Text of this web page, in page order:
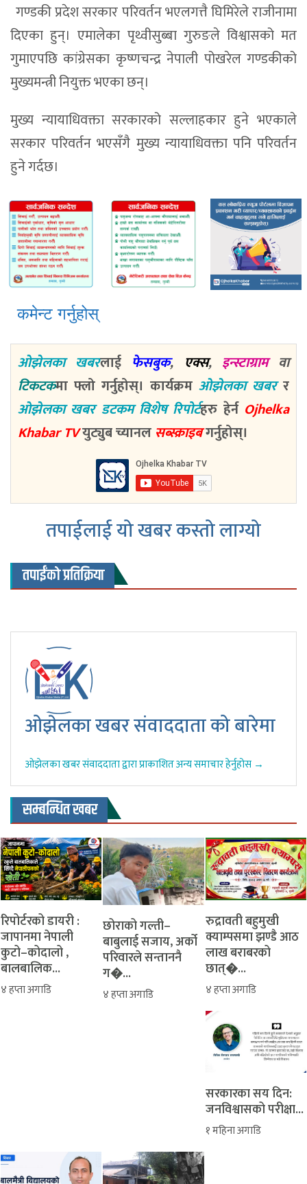
गण्डकी प्रदेश सरकार परिवर्तन भएलगत्तै घिमिरेले राजीनामा
दिएका हुन्। एमालेका पृथ्वीसुब्बा गुरुङले विश्वासको मत
गुमाएपछि कांग्रेसका कृष्णचन्द्र नेपाली पोखरेल गण्डकीको
मुख्यमन्त्री नियुक्त भएका छन्।
मुख्य न्यायाधिवक्ता सरकारको सल्लाहकार हुने भएकाले
सरकार परिवर्तन भएसँगै मुख्य न्यायाधिवक्ता पनि परिवर्तन
हुने गर्दछ।
कमेन्ट गर्नुहोस्
ओझेलका खबरलाई फेसबुक, एक्स, इन्स्टाग्रामवा
टिकटकमा फ्लो गर्नुहोस्। कार्यक्रम ओझेलका खबरर
ओझेलका खबर डटकम विशेष रिपोर्टहरु हेर्न Ojhelka
Khabar TVयुट्युब च्यानल सब्स्क्राइबगर्नुहोस्।
तपाईलाई यो खबर कस्तो लाग्यो
तपाईंको प्रतिक्रिया
ओझेलका खबर संवाददाता को बारेमा
ओझेलका खबर संवाददाता द्वारा प्राकाशित अन्य समाचार हेर्नुहोस →
सम्बन्धित खबर
रिपोर्टरको डायरी :
जापानमा नेपाली
कुटो–कोदालो ,
बालबालिक...
४ हप्ता अगाडि
‎​छोराको गल्ती–
बाबुलाई सजाय, अर्को
परिवारले सन्ताननै
ग�...
४ हप्ता अगाडि
रुद्रावती बहुमुखी
क्याम्पसमा झण्डै आठ
लाख बराबरको
छात्�...
४ हप्ता अगाडि
सरकारका सय दिन:
जनविश्वासको परीक्षा...
१ महिना अगाडि